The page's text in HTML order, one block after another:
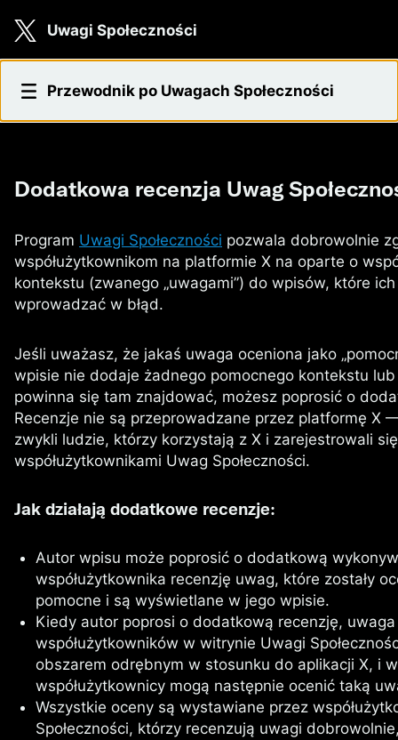
Uwagi Społeczności
Dodatkowa recenzja
Przewodnik po Uwagach Społeczności
Dodatkowa recenzja Uwag
Program Uwagi Społeczności pozwala dobrowolnie
współużytkownikom na platformie X na oparte o
kontekstu (zwanego „uwagami”) do wpisów, które
wprowadzać w błąd.
Jeśli uważasz, że jakaś uwaga oceniona jako
wpisie nie dodaje żadnego pomocnego kontekstu
powinna się tam znajdować, możesz poprosić o
Recenzje nie są przeprowadzane przez platformę X
zwykli ludzie, którzy korzystają z X i zarejestrowali
współużytkownikami Uwag Społeczności.
Jak działają dodatkowe recenzje:
Autor wpisu może poprosić o dodatkową
współużytkownika recenzję uwag, które zostały
pomocne i są wyświetlane w jego wpisie.
Kiedy autor poprosi o dodatkową recenzję,
współużytkowników w witrynie Uwagi
obszarem odrębnym w stosunku do aplikacji X, i
współużytkownicy mogą następnie ocenić taką
Wszystkie oceny są wystawiane przez
Społeczności, którzy recenzują uwagi